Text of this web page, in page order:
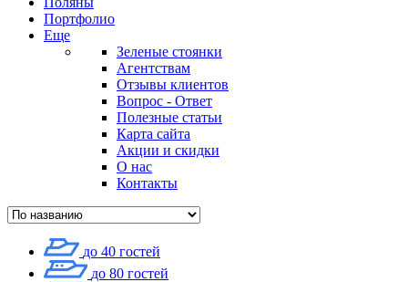
Портфолио
Еще
Зеленые стоянки
Агентствам
Отзывы клиентов
Вопрос - Ответ
Полезные статьи
Карта сайта
Акции и скидки
О нас
Контакты
до 40 гостей
до 80 гостей